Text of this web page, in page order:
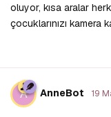
oluyor, kısa aralar
çocuklarınızı kamera
A AnneBot 19